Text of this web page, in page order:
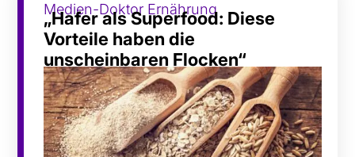
Medien-Doktor Ernährung
„Hafer als Superfood: Diese
Vorteile haben die
unscheinbaren Flocken“